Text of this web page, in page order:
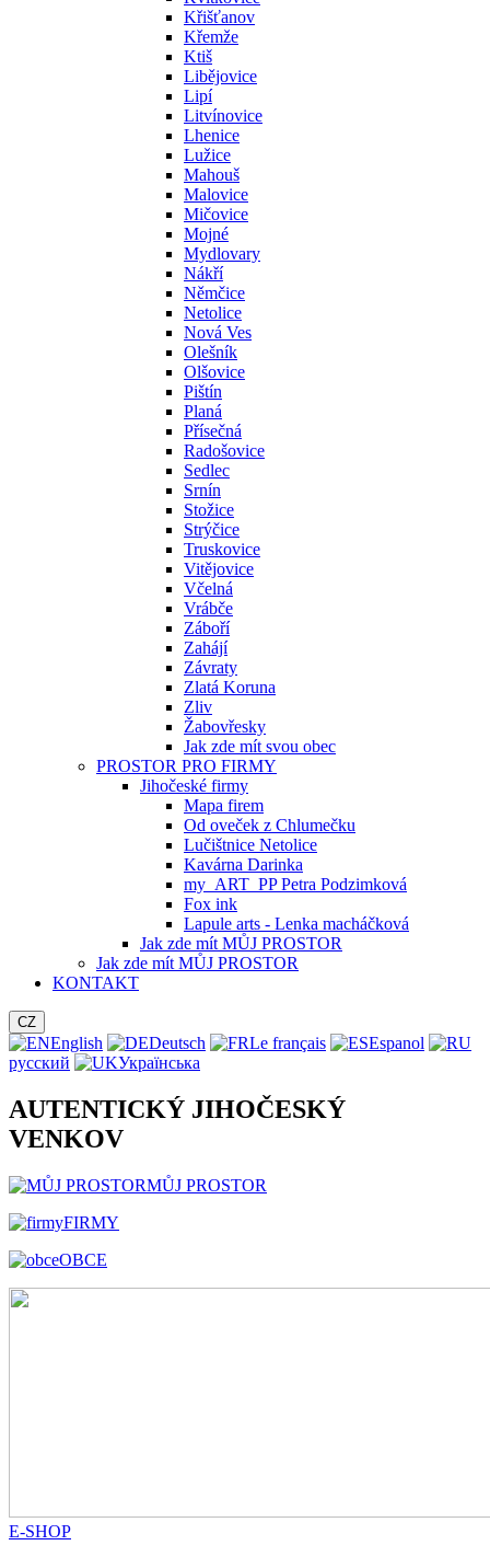
Křišťanov
Křemže
Ktiš
Libějovice
Lipí
Litvínovice
Lhenice
Lužice
Mahouš
Malovice
Mičovice
Mojné
Mydlovary
Nákří
Němčice
Netolice
Nová Ves
Olešník
Olšovice
Pištín
Planá
Přísečná
Radošovice
Sedlec
Srnín
Stožice
Strýčice
Truskovice
Vitějovice
Včelná
Vrábče
Záboří
Zahájí
Závraty
Zlatá Koruna
Zliv
Žabovřesky
Jak zde mít svou obec
PROSTOR PRO FIRMY
Jihočeské firmy
Mapa firem
Od oveček z Chlumečku
Lučištnice Netolice
Kavárna Darinka
my_ART_PP Petra Podzimková
Fox ink
Lapule arts - Lenka macháčková
Jak zde mít MŮJ PROSTOR
Jak zde mít MŮJ PROSTOR
KONTAKT
CZ
English Deutsch Le français
Espanol
русский
Українська
AUTENTICKÝ JIHOČESKÝ
VENKOV
MŮJ PROSTOR
FIRMY
OBCE
E-SHOP